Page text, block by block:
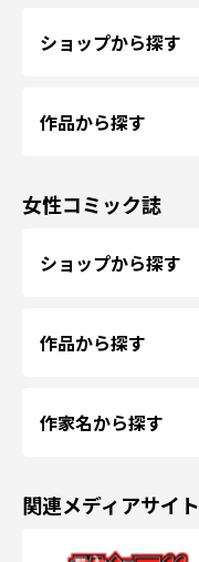
ショップから探す
作品から探す
女性コミック誌
ショップから探す
作品から探す
作家名から探す
関連メディアサイト